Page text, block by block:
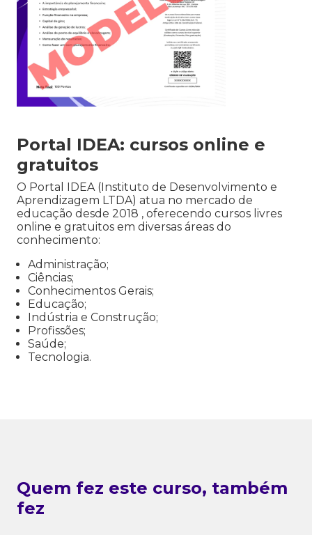
Portal IDEA: cursos online e
gratuitos
O Portal IDEA (Instituto de Desenvolvimento e
Aprendizagem LTDA) atua no mercado de
educação desde 2018 , oferecendo cursos livres
online e gratuitos em diversas áreas do
conhecimento:
Administração;
Ciências;
Conhecimentos Gerais;
Educação;
Indústria e Construção;
Profissões;
Saúde;
Tecnologia.
Quem fez este curso, também
fez